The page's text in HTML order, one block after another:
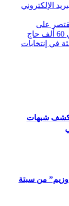
الإلكتروني
على
في إنتخابات
تكشف شبهات
من سبتة